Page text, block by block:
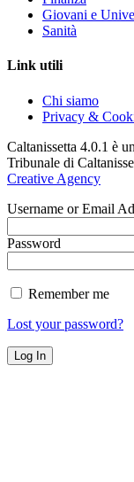
Giovani e
Sanità
Link utili
Chi siamo
Privacy &
Caltanissetta 4.0.1 è
Tribunale di
Creative Agency
Username or Email
Password
Remember me
Lost your password?